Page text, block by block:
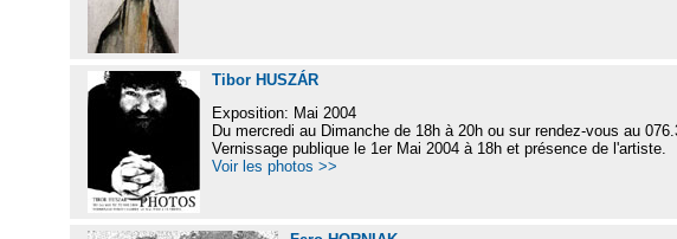
Tibor HUSZÁR
Exposition: Mai 2004
Du mercredi au Dimanche de 18h à 20h ou sur rendez-vous au
Vernissage publique le 1er Mai 2004 à 18h et présence de l'artiste.
Voir les photos >>